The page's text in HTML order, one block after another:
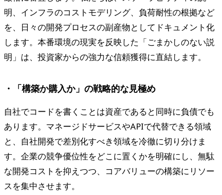
明、インフラのコストモデリング、負荷耐性の根拠など
を、日々の開発プロセスの副産物としてドキュメント化
します。本番環境の現実を反映した「ごまかしのない説
明」は、投資家からの強力な信頼獲得に直結します。
・「構築か購入か」の戦略的な見極め
自社でコードを書くことは資産であると同時に負債でも
あります。マネージドサービスやAPIで代替できる領域
と、自社開発で差別化すべき領域を冷徹に切り分けま
す。企業の競争優位性をどこに置くかを明確にし、無駄
な開発コストを抑えつつ、コアバリューの構築にリソー
スを集中させます。